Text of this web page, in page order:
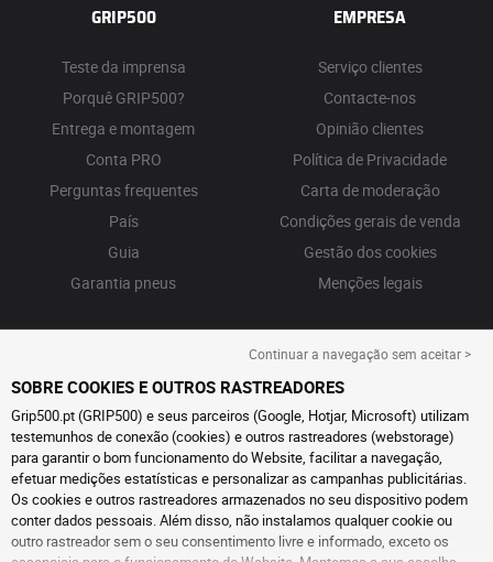
GRIP500
Teste da imprensa
Porquê GRIP500?
Entrega e montagem
Conta PRO
Perguntas frequentes
País
Guia
Garantia pneus
EMPRESA
Serviço clientes
Contacte-nos
Opinião clientes
Política de Privacidade
Carta de moderação
Condições gerais de venda
Gestão dos cookies
Menções legais
Continuar a navegação sem aceitar >
SOBRE COOKIES E OUTROS RASTREADORES
Grip500.pt (GRIP500) e seus parceiros (Google, Hotjar, Microsoft) utilizam
testemunhos de conexão (cookies) e outros rastreadores (webstorage)
para garantir o bom funcionamento do Website, facilitar a navegação,
efetuar medições estatísticas e personalizar as campanhas publicitárias.
Os cookies e outros rastreadores armazenados no seu dispositivo podem
conter dados pessoais. Além disso, não instalamos qualquer cookie ou
outro rastreador sem o seu consentimento livre e informado, exceto os